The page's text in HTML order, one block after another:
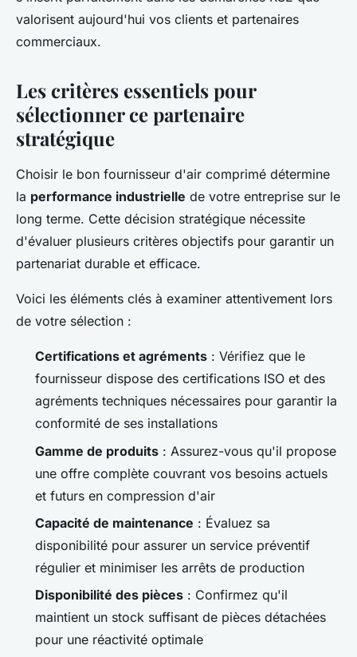
valorisent aujourd'hui vos clients et partenaires
commerciaux.
Les critères essentiels pour
sélectionner ce partenaire
stratégique
Choisir le bon fournisseur d'air comprimé détermine
la performance industrielle de votre entreprise sur le
long terme. Cette décision stratégique nécessite
d'évaluer plusieurs critères objectifs pour garantir un
partenariat durable et efficace.
Voici les éléments clés à examiner attentivement lors
de votre sélection :
Certifications et agréments : Vérifiez que le
fournisseur dispose des certifications ISO et des
agréments techniques nécessaires pour garantir la
conformité de ses installations
Gamme de produits : Assurez-vous qu'il propose
une offre complète couvrant vos besoins actuels
et futurs en compression d'air
Capacité de maintenance : Évaluez sa
disponibilité pour assurer un service préventif
régulier et minimiser les arrêts de production
Disponibilité des pièces : Confirmez qu'il
maintient un stock suffisant de pièces détachées
pour une réactivité optimale